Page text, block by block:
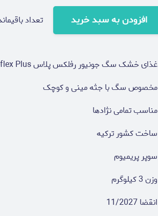
افزودن به سبد خرید تعداد
غذای خشک سگ جونیور رفلکس پلاس Reflex Plus با طعم مرغ
مخصوص سگ با جثه مینی و کوچک
مناسب تمامی نژادها
ساخت کشور ترکیه
سوپر پریمیوم
وزن 3 کیلوگرم
انقضا 11/2027